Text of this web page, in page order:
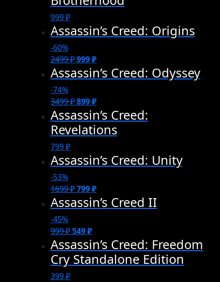
999₽
Assassin’s Creed: Origins
-60%
2499₽999₽
Assassin’s Creed: Odyssey
-74%
3499₽899₽
Assassin’s Creed:
Revelations
799₽
Assassin’s Creed: Unity
-53%
1699₽799₽
Assassin’s Creed II
-45%
999₽549₽
Assassin’s Creed: Freedom
Cry Standalone Edition
399₽